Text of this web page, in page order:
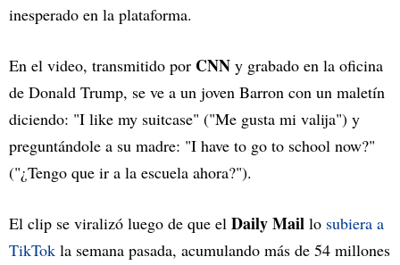
inesperado en la plataforma.
En el video, transmitido por CNN y grabado en la oficina
de Donald Trump, se ve a un joven Barron con un maletín
diciendo: "I like my suitcase" ("Me gusta mi valija") y
preguntándole a su madre: "I have to go to school now?"
("¿Tengo que ir a la escuela ahora?").
El clip se viralizó luego de que el Daily Mail lo subiera a
TikTok la semana pasada, acumulando más de 54 millones